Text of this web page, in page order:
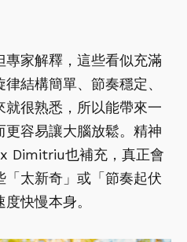
家解釋，這些看似充滿
結構簡單、節奏穩定、
很熟悉，所以能帶來一
容易讓大腦放鬆。精神
Dimitriu也補充，真正會
太新奇」或「節奏起伏
快慢本身。